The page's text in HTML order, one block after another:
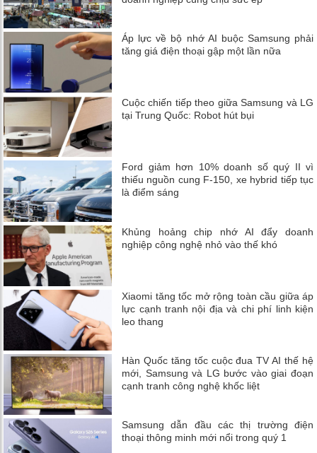
Áp lực về bộ nhớ AI buộc Samsung phải
tăng giá điện thoại gập một lần nữa
Cuộc chiến tiếp theo giữa Samsung và LG
tại Trung Quốc: Robot hút bụi
Ford giảm hơn 10% doanh số quý II vì
thiếu nguồn cung F-150, xe hybrid tiếp tục
là điểm sáng
Khủng hoảng chip nhớ AI đẩy doanh
nghiệp công nghệ nhỏ vào thế khó
Xiaomi tăng tốc mở rộng toàn cầu giữa áp
lực cạnh tranh nội địa và chi phí linh kiện
leo thang
Hàn Quốc tăng tốc cuộc đua TV AI thế hệ
mới, Samsung và LG bước vào giai đoạn
cạnh tranh công nghệ khốc liệt
Samsung dẫn đầu các thị trường điện
thoại thông minh mới nổi trong quý 1